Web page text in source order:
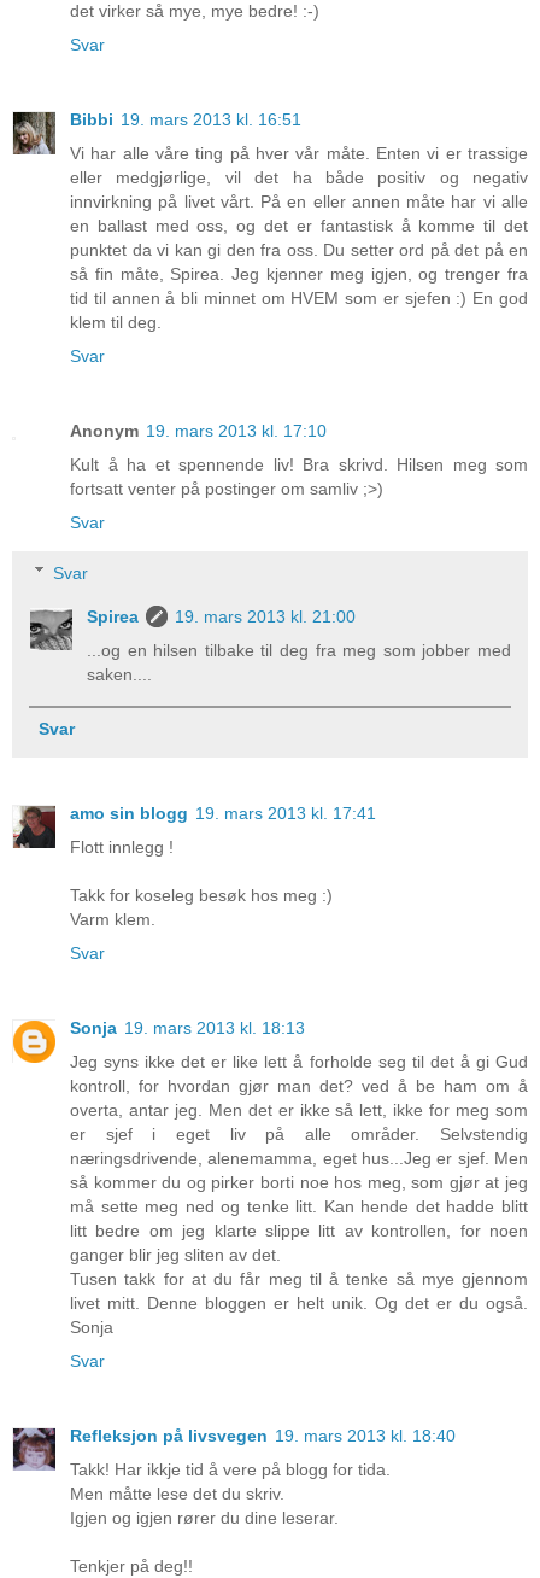
det virker så mye, mye bedre! :-)
Svar
Bibbi 19. mars 2013 kl. 16:51
Vi har alle våre ting på hver vår måte. Enten vi er trassige
eller medgjørlige, vil det ha både positiv og negativ
innvirkning på livet vårt. På en eller annen måte har vi alle
en ballast med oss, og det er fantastisk å komme til det
punktet da vi kan gi den fra oss. Du setter ord på det på en
så fin måte, Spirea. Jeg kjenner meg igjen, og trenger fra
tid til annen å bli minnet om HVEM som er sjefen :) En god
klem til deg.
Svar
Anonym 19. mars 2013 kl. 17:10
Kult å ha et spennende liv! Bra skrivd. Hilsen meg som
fortsatt venter på postinger om samliv ;>)
Svar
Svar
Spirea
19. mars 2013 kl. 21:00
...og en hilsen tilbake til deg fra meg som jobber med
saken....
Svar
amo sin blogg 19. mars 2013 kl. 17:41
Flott innlegg !
Takk for koseleg besøk hos meg :)
Varm klem.
Svar
Sonja 19. mars 2013 kl. 18:13
Jeg syns ikke det er like lett å forholde seg til det å gi Gud
kontroll, for hvordan gjør man det? ved å be ham om å
overta, antar jeg. Men det er ikke så lett, ikke for meg som
er sjef i eget liv på alle områder. Selvstendig
næringsdrivende, alenemamma, eget hus...Jeg er sjef. Men
så kommer du og pirker borti noe hos meg, som gjør at jeg
må sette meg ned og tenke litt. Kan hende det hadde blitt
litt bedre om jeg klarte slippe litt av kontrollen, for noen
ganger blir jeg sliten av det.
Tusen takk for at du får meg til å tenke så mye gjennom
livet mitt. Denne bloggen er helt unik. Og det er du også.
Sonja
Svar
Refleksjon på livsvegen 19. mars 2013 kl. 18:40
Takk! Har ikkje tid å vere på blogg for tida.
Men måtte lese det du skriv.
Igjen og igjen rører du dine leserar.
Tenkjer på deg!!